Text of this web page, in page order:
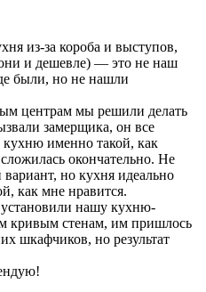
из-за короба и выступов,
и дешевле) — это не наш
были, но не нашли
центрам мы решили делать
замерщика, он все
кухню именно такой, как
окончательно. Не
но кухня идеально
как мне нравится.
нашу кухню-
кривым стенам, им пришлось
шкафчиков, но результат